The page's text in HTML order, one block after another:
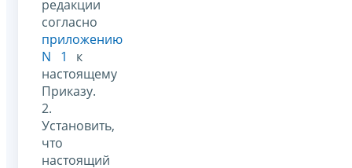
редакции
согласно
приложению
N 1
к
настоящему
Приказу.
2.
Установить,
что
настоящий